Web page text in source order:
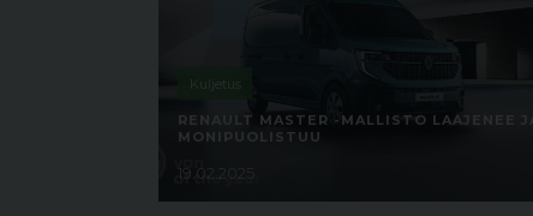
Kuljetus
RENAULT MASTER -MALLISTO LAAJENEE JA
MONIPUOLISTUU
19.02.2025